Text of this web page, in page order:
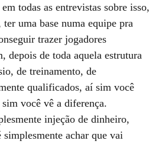
todas as entrevistas sobre isso,
ter uma base numa equipe pra
trazer jogadores
depois de toda aquela estrutura
de treinamento, de
qualificados, aí sim você
você vê a diferença.
injeção de dinheiro,
achar que vai